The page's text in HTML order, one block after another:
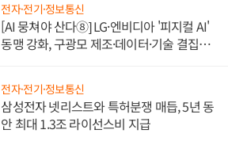
전자·전기·정보통신
[AI 뭉쳐야 산다⑧] LG·엔비디아 '피지컬 AI'
동맹 강화, 구광모 제조·데이터·기술 결집
전자·전기·정보통신
삼성전자 넷리스트와 특허분쟁 매듭, 5년 동
안 최대 1.3조 라이선스비 지급